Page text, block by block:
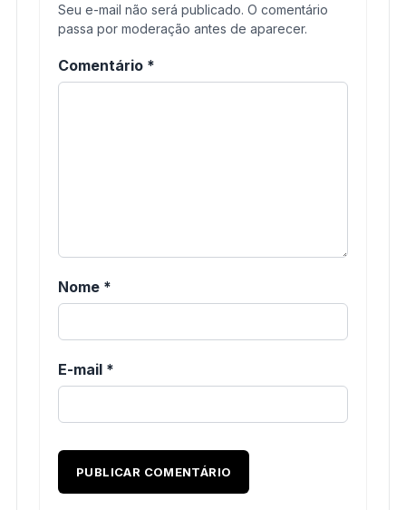
Seu e-mail não será publicado. O comentário
passa por moderação antes de aparecer.
Comentário *
Nome *
E-mail *